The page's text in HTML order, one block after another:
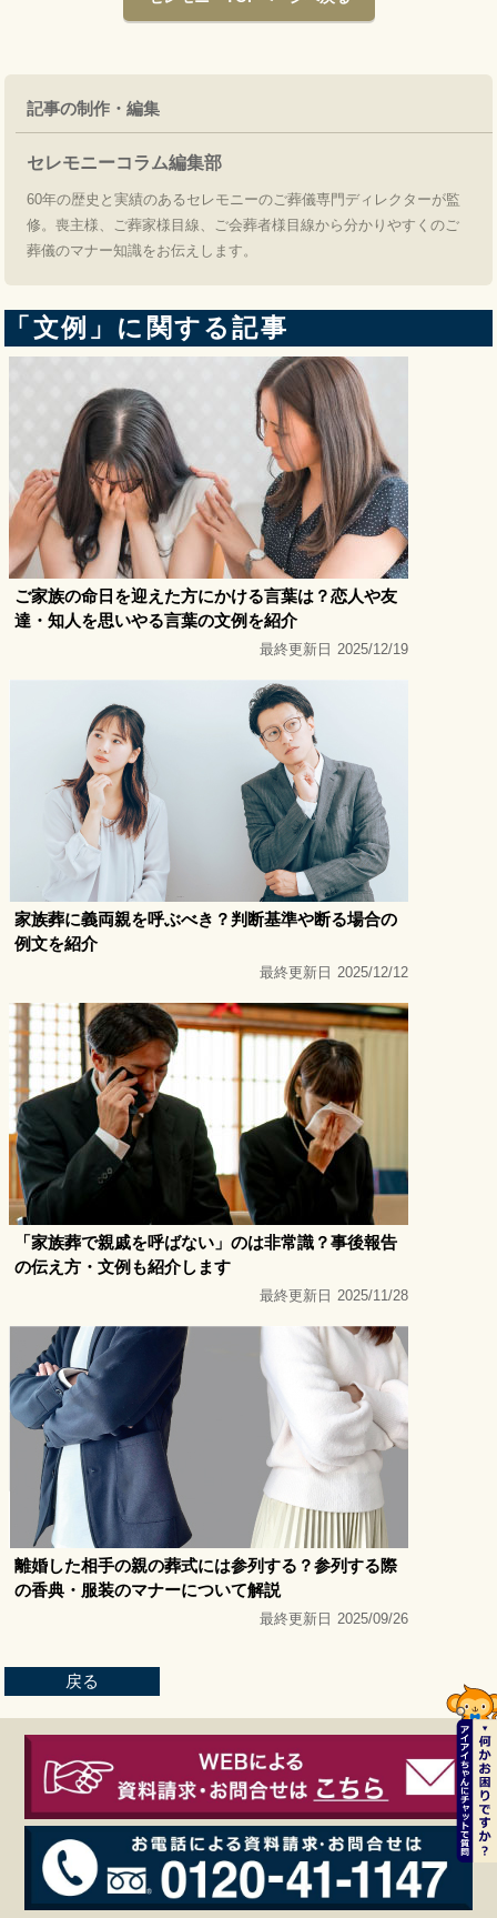
記事の制作・編集
セレモニーコラム編集部
60年の歴史と実績のあるセレモニーのご葬儀専門ディレクターが監
修。喪主様、ご葬家様目線、ご会葬者様目線から分かりやすくのご
葬儀のマナー知識をお伝えします。
「文例」に関する記事
ご家族の命日を迎えた方にかける言葉は？恋人や友
達・知人を思いやる言葉の文例を紹介
最終更新日 2025/12/19
家族葬に義両親を呼ぶべき？判断基準や断る場合の
例文を紹介
最終更新日 2025/12/12
「家族葬で親戚を呼ばない」のは非常識？事後報告
の伝え方・文例も紹介します
最終更新日 2025/11/28
離婚した相手の親の葬式には参列する？参列する際
の香典・服装のマナーについて解説
最終更新日 2025/09/26
戻る